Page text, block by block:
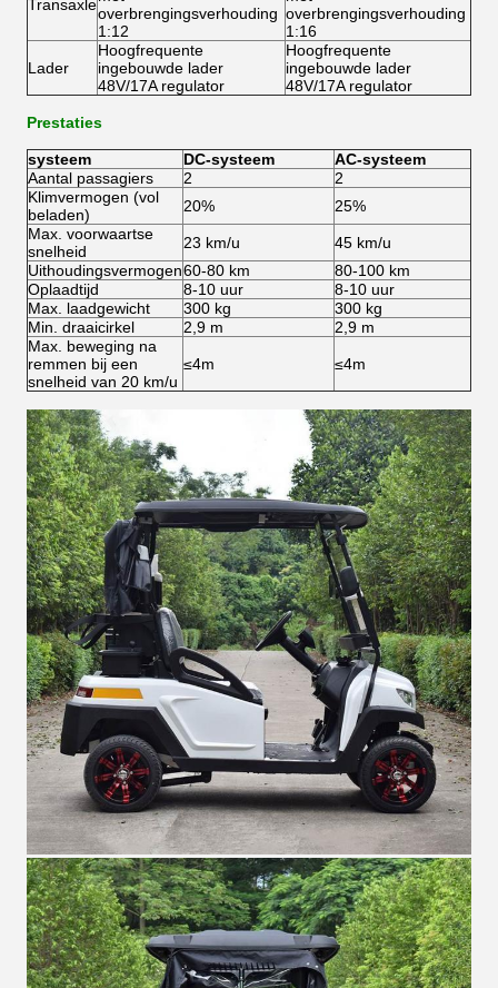
Transaxleoverbrengingsverhouding
1:12
overbrengingsverhouding
1:16
Lader
Hoogfrequente
ingebouwde lader
48V/17A regulator
Hoogfrequente
ingebouwde lader
48V/17A regulator
Prestaties
systeem DC-systeem
AC-systeem
Aantal passagiers
2
2
Klimvermogen (vol
beladen)
20%
25%
Max. voorwaartse
snelheid
23 km/u
45 km/u
Uithoudingsvermogen60-80 km
80-100 km
Oplaadtijd
8-10 uur
8-10 uur
Max. laadgewicht
300 kg
300 kg
Min. draaicirkel
2,9 m
2,9 m
Max. beweging na
remmen bij een
snelheid van 20 km/u
≤4m ≤4m